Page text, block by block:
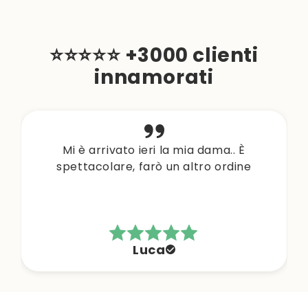
⭐⭐⭐⭐⭐ +3000 clienti
innamorati
Mi è arrivato ieri la mia dama.. È
spettacolare, farò un altro ordine
Luca